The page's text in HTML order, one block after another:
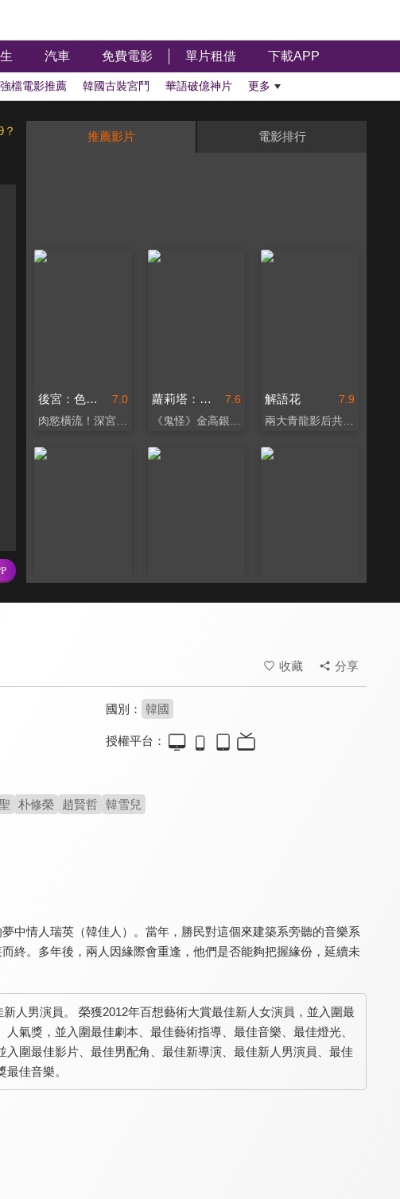
汽車 免費電影 單片租借 下載APP
強檔電影推薦 韓國古裝宮鬥 華語破億神片 更多
推薦影片 電影排行
7.0
後宮：色慾天下
肉慾橫流！深宮權謀鬥
7.6
蘿莉塔：情陷謬思
《鬼怪》金高銀大膽演出
7.9
解語花
兩大青龍影后共同飆戲
7.5
親愛的謊言
暖暖的韓式溫情小品
8.2
百萬富翁的初戀
催淚！玄彬虐戀代表作
8.7
緣起不滅(數位修復版)
孫藝真、趙寅成純愛經典
8.0
賽柏格之戀
朴贊郁浪漫奇想之作
收藏 分享
國別： 韓國
授權平台：
朴修榮 趙賢哲 韓雪兒
中情人瑞英（韓佳人）。當年，勝民對這個來建築系旁聽的音樂系
終。多年後，兩人因緣際會重逢，他們是否能夠把握緣份，延續未
人男演員。 榮獲2012年百想藝術大賞最佳新人女演員，並入圍最
氣獎，並入圍最佳劇本、最佳藝術指導、最佳音樂、最佳燈光、
圍最佳影片、最佳男配角、最佳新導演、最佳新人男演員、最佳
佳音樂。